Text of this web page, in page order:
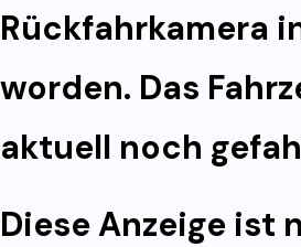
Rückfahrkamera
worden. Das
aktuell noch
Diese Anzeige ist